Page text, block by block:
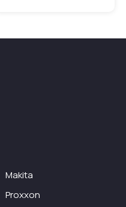
Makita
Proxxon